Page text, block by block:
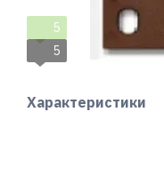
5
5
Характеристики